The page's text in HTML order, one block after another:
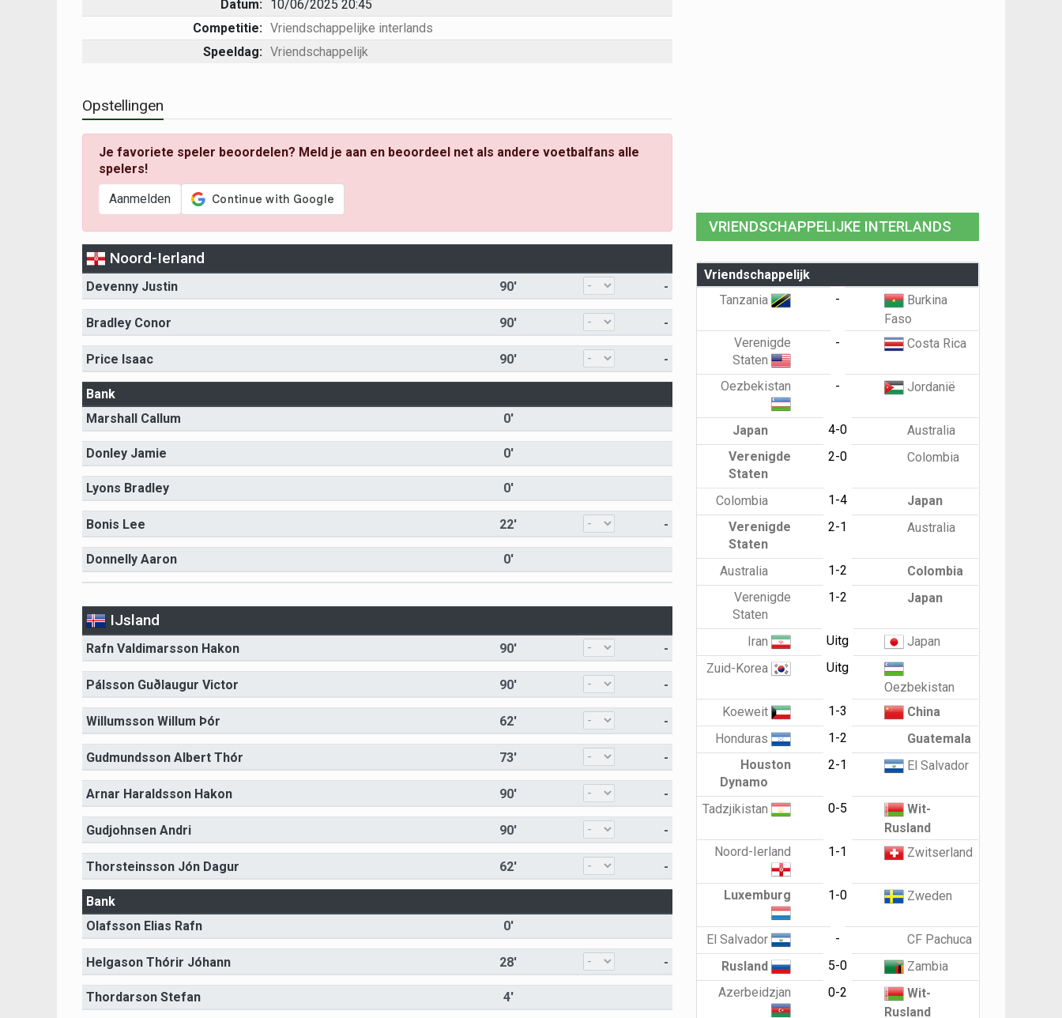
Datum: 10/06/2025 20:45
Competitie: Vriendschappelijke interlands
Speeldag: Vriendschappelijk
Opstellingen
Je favoriete speler beoordelen? Meld je aan en beoordeel net als andere voetbalfans alle
spelers!
Aanmelden
Noord-Ierland
Devenny Justin 90' -
Bradley Conor 90' -
Price Isaac 90' -
Bank
Marshall Callum
0'
Donley Jamie 0'
Lyons Bradley 0'
Bonis Lee 22' -
Donnelly Aaron 0'
IJsland
Rafn Valdimarsson Hakon 90' -
Pálsson Guðlaugur Victor 90' -
Willumsson Willum Þór 62' -
Gudmundsson Albert Thór 73' -
Arnar Haraldsson Hakon 90' -
Gudjohnsen Andri 90' -
Thorsteinsson Jón Dagur 62' -
Bank
Olafsson Elias Rafn
0'
Helgason Thórir Jóhann 28' -
Thordarson Stefan 4'
VRIENDSCHAPPELIJKE INTERLANDS
Vriendschappelijk
Tanzania
-
Burkina
Faso
Verenigde
Staten
- Costa Rica
Oezbekistan - Jordanië
Japan 4-0
Australia
Verenigde
Staten
2-0 Colombia
Colombia 1-4
Japan
Verenigde
Staten
2-1 Australia
Australia 1-2
Colombia
Verenigde
Staten
1-2 Japan
Iran Uitg
Japan
Zuid-Korea
Uitg
Oezbekistan
Koeweit
1-3
China
Honduras
1-2
Guatemala
Houston
Dynamo
2-1 El Salvador
Tadzjikistan 0-5
Wit-
Rusland
Noord-Ierland
1-1 Zwitserland
Luxemburg 1-0 Zweden
El Salvador -
CF Pachuca
Rusland
5-0
Zambia
Azerbeidzjan
0-2
Wit-
Rusland